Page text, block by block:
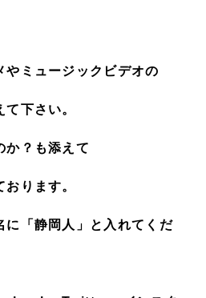
やミュージックビデオの
下さい。
か？も添えて
ります。
に「静岡人」と入れてくだ